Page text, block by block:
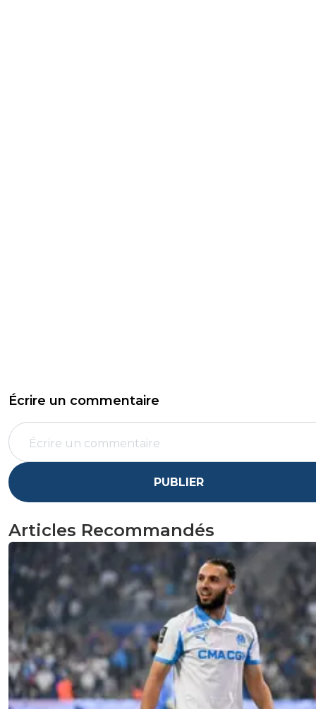
Écrire un commentaire
PUBLIER
Articles Recommandés